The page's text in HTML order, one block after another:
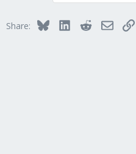
Share: BlueskyLinkedInRedditEmail